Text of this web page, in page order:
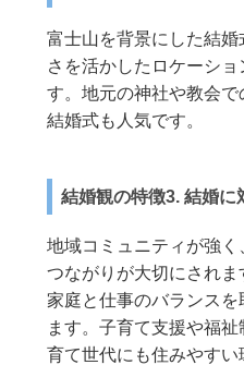
富士山を背景にした結
さを活かしたロケーシ
す。地元の神社や教会
結婚式も人気です。
結婚観の特徴3. 結婚に
地域コミュニティが強
つながりが大切にされま
家庭と仕事のバランス
ます。子育て支援や福
育て世代にも住みやすい